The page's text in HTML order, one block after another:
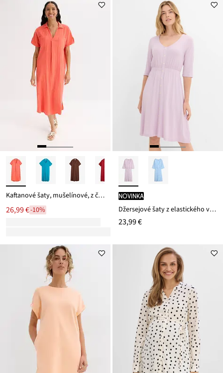
Kaftanové šaty, mušelínové, z čistej bavlny
26,99 €-10%
novinka
Džersejové šaty z elastického viskózového mixu
23,99 €